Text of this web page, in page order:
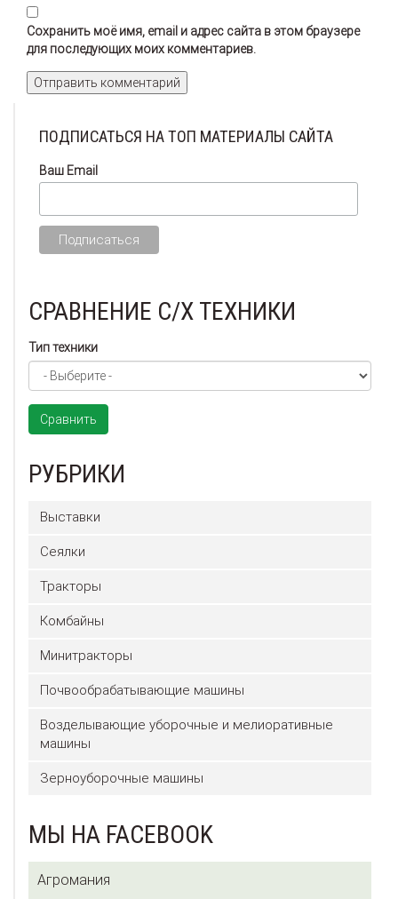
Сохранить моё имя, email и адрес сайта в этом браузере
для последующих моих комментариев.
ПОДПИСАТЬСЯ НА ТОП МАТЕРИАЛЫ САЙТА
Ваш Email
СРАВНЕНИЕ С/Х ТЕХНИКИ
Тип техники
Сравнить
РУБРИКИ
Выставки
Сеялки
Тракторы
Комбайны
Минитракторы
Почвообрабатывающие машины
Возделывающие уборочные и мелиоративные
машины
Зерноуборочные машины
МЫ НА FACEBOOK
Агромания